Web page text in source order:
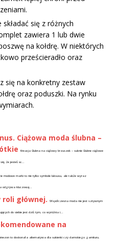
się z różnych
zawiera 1 lub dwie
na kołdrę. W niektórych
prześcieradło oraz
się na konkretny zestaw
oraz poduszki. Na rynku
Ciążowa moda ślubna –
Kreacja ślubna na ciążowy brzuszek – suknie ślubne ciążowe
że jesteś w...
modowe marki to nie tylko symbole luksusu, ale także wyraz
odgrywa kluczową...
głównej. Współczesna moda nie jest sztywnym
do siebie jest dziś tym, co wyróżnia i...
na
to doskonała alternatywa dla sukienki czy damskiego garnituru.